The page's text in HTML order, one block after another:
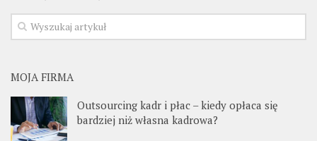
MOJA FIRMA
Outsourcing kadr i płac – kiedy opłaca się
bardziej niż własna kadrowa?